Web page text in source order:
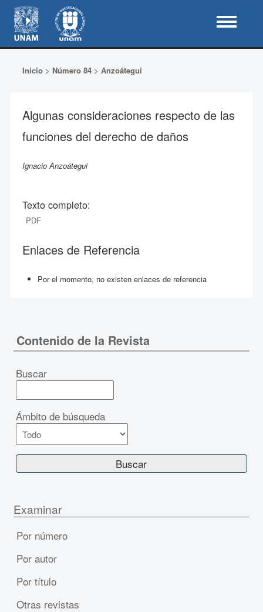
Inicio> Número 84> Anzoátegui
Algunas consideraciones respecto de las
funciones del derecho de daños
Ignacio Anzoátegui
Texto completo:
PDF
Enlaces de Referencia
Por el momento, no existen enlaces de referencia
Contenido de la Revista
Buscar
Ámbito de búsqueda
Examinar
Por número
Por autor
Por título
Otras revistas